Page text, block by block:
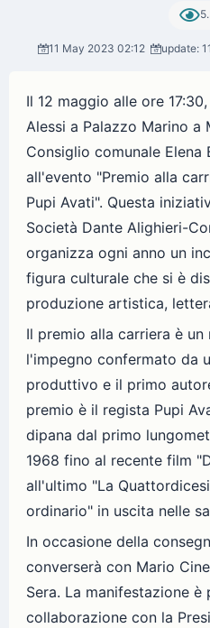
11 May 2023 02:12 update:
Il 12 maggio alle ore
Alessi a Palazzo Marino a
Consiglio comunale Elena
all'evento "Premio alla
Pupi Avati". Questa
Società Dante Alighieri-
organizza ogni anno un
figura culturale che si è
produzione artistica,
Il premio alla carriera è
l'impegno confermato da
produttivo e il primo
premio è il regista Pupi
dipana dal primo
1968 fino al recente film
all'ultimo "La
ordinario" in uscita nelle
In occasione della
converserà con Mario
Sera. La manifestazione è
collaborazione con la